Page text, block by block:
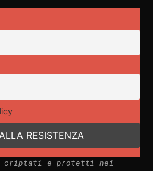
criptati e protetti nei